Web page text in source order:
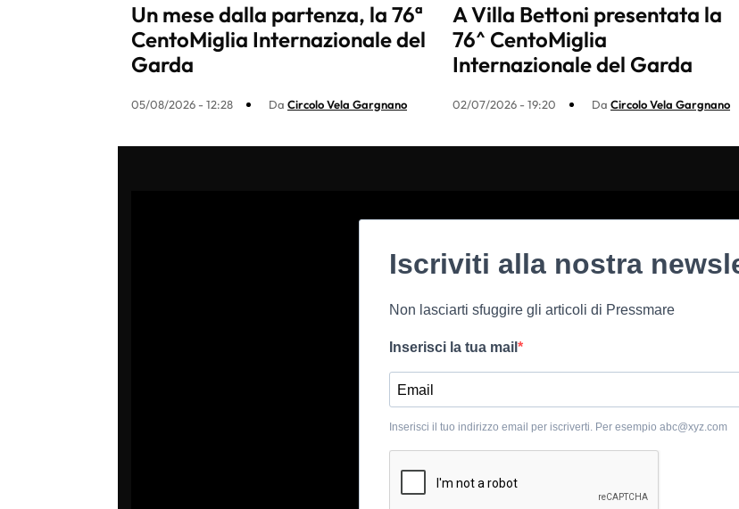
Un mese dalla partenza, la 76ª
CentoMiglia Internazionale del
Garda
05/08/2026 - 12:28 Da Circolo Vela Gargnano
A Villa Bettoni presentata la
76^ CentoMiglia
Internazionale del Garda
02/07/2026 - 19:20 Da Circolo Vela Gargnano
Iscriviti alla nostra
Non lasciarti sfuggire gli articoli di Pressmare
Inserisci la tua mail
Inserisci il tuo indirizzo email per iscriverti. Per esempio abc@xyz.com